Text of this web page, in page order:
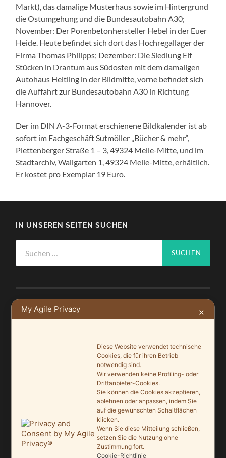
Markt), das damalige Musterhaus sowie im Hintergrund
die Ostumgehung und die Bundesautobahn A30;
November: Der Porenbetonhersteller Hebel in der Euer
Heide. Heute befindet sich dort das Hochregallager der
Firma Thomas Philipps; Dezember: Die Siedlung Elf
Stücken in Drantum aus Südosten mit dem damaligen
Autohaus Heitling in der Bildmitte, vorne befindet sich
die Auffahrt zur Bundesautobahn A30 in Richtung
Hannover.
Der im DIN A-3-Format erschienene Bildkalender ist ab
sofort im Fachgeschäft Sutmöller „Bücher & mehr“,
Plettenberger Straße 1 – 3, 49324 Melle-Mitte, und im
Stadtarchiv, Wallgarten 1, 49324 Melle-Mitte, erhältlich.
Er kostet pro Exemplar 19 Euro.
IN UNSEREN SEITEN SUCHEN
nach:
NEUSTE BEITRÄGE
Saisonauftakt nach Maß im Grönegau-Museum
Melle punktet beim „Tag des offenen Denkmals“
27. September 2025
Ein Schaufenster der Denkmalpflege
7. September 2025
My Agile Privacy ✕
Diese Website verwendet technische
Cookies, die für ihren Betrieb
notwendig sind.
Wir verwenden keine Profiling- oder
Drittanbieter-Cookies.
Sie können die Cookies akzeptieren,
ablehnen oder anpassen, indem Sie
auf die gewünschten Schaltflächen
klicken.
Wenn Sie diese Mitteilung schließen,
setzen Sie die Nutzung ohne
Zustimmung fort.
Cookie-Richtlinie